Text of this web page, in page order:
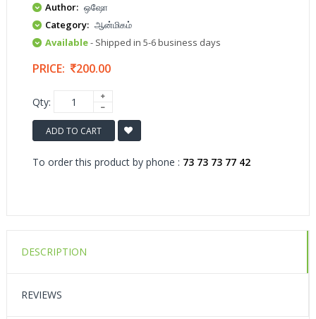
Author: ஒஷோ
Category: ஆன்மிகம்
Available- Shipped in 5-6 business days
PRICE: 200.00
Qty:
ADD TO CART
To order this product by phone : 73 73 73 77 42
DESCRIPTION
REVIEWS